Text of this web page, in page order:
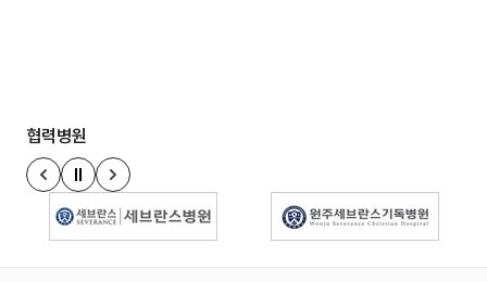
협력병원
이전 슬라이드
정지
다음 슬라이드